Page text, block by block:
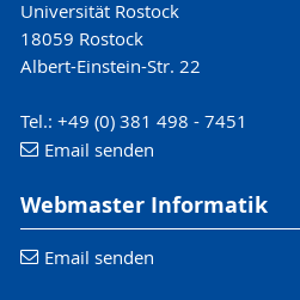
Universität Rostock
18059 Rostock
Albert-Einstein-Str. 22
Tel.: +49 (0) 381 498 - 7451
Email senden
Webmaster Informatik
Email senden